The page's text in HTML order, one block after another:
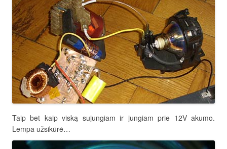
Taip bet kaip viską sujungiam ir jungiam prie 12V akumo.
Lempa užsikūrė…